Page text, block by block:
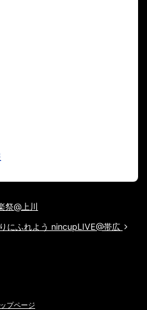
ション
祭@上川
にふれよう nincupLIVE@帯広
プページ